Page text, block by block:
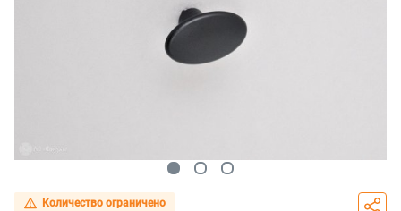
Количество ограничено